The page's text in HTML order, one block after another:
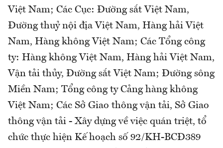
Việt Nam; Các Cục: Đường sắt Việt Nam,
Đường thuỷ nội địa Việt Nam, Hàng hải Việt
Nam, Hàng không Việt Nam; Các Tổng công
ty: Hàng không Việt Nam, Hàng hải Việt Nam,
Vận tải thủy, Đường sắt Việt Nam; Đường sông
Miền Nam; Tổng công ty Cảng hàng không
Việt Nam; Các Sở Giao thông vận tải, Sở Giao
thông vận tải - Xây dựng về việc quán triệt, tổ
chức thực hiện Kế hoạch số 92/KH-BCĐ389